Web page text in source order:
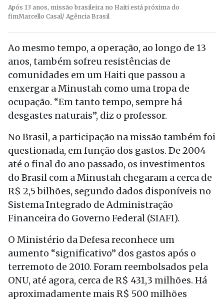
Após 13 anos, missão brasileira no Haiti está próxima do
fimMarcello Casal/ Agência Brasil
Ao mesmo tempo, a operação, ao longo de 13
anos, também sofreu resistências de
comunidades em um Haiti que passou a
enxergar a Minustah como uma tropa de
ocupação. “Em tanto tempo, sempre há
desgastes naturais”, diz o professor.
No Brasil, a participação na missão também foi
questionada, em função dos gastos. De 2004
até o final do ano passado, os investimentos
do Brasil com a Minustah chegaram a cerca de
R$ 2,5 bilhões, segundo dados disponíveis no
Sistema Integrado de Administração
Financeira do Governo Federal (SIAFI).
O Ministério da Defesa reconhece um
aumento “significativo” dos gastos após o
terremoto de 2010. Foram reembolsados pela
ONU, até agora, cerca de R$ 431,3 milhões. Há
aproximadamente mais R$ 500 milhões